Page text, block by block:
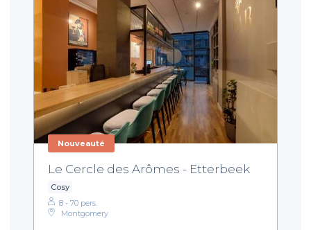
Nouveauté
Le Cercle des Arômes - Etterbeek
Cosy
8 - 70 pers.
Montgomery